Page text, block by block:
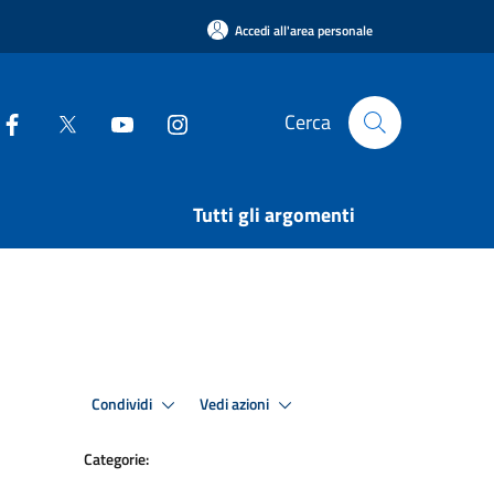
Accedi all'area personale
Cerca
Tutti gli argomenti
Condividi Vedi azioni
Categorie: